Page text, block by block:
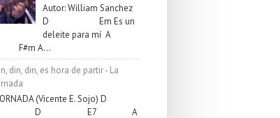
Autor: William Sanchez
D Em Es un
deleite para mí A
A...
din, din, es hora de partir - La
(Vicente E. Sojo) D
D E7 A